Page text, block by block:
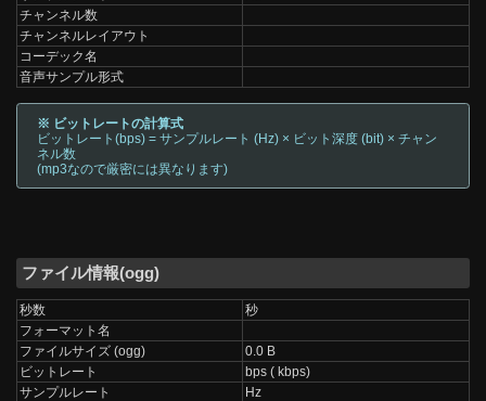
チャンネル数
チャンネルレイアウト
コーデック名
音声サンプル形式
※ ビットレートの計算式
ビットレート(bps) = サンプルレート (Hz) × ビット深度 (bit) × チャン
ネル数
(mp3なので厳密には異なります)
ファイル情報(ogg)
秒数
秒
フォーマット名
ファイルサイズ (ogg)
0.0 B
ビットレート
bps ( kbps)
サンプルレート
Hz